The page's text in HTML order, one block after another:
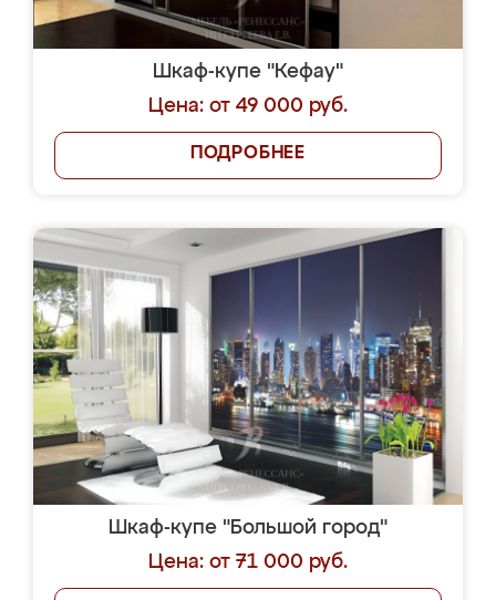
Шкаф-купе "Кефау"
Цена: от 49 000 руб.
ПОДРОБНЕЕ
Шкаф-купе "Большой город"
Цена: от 71 000 руб.